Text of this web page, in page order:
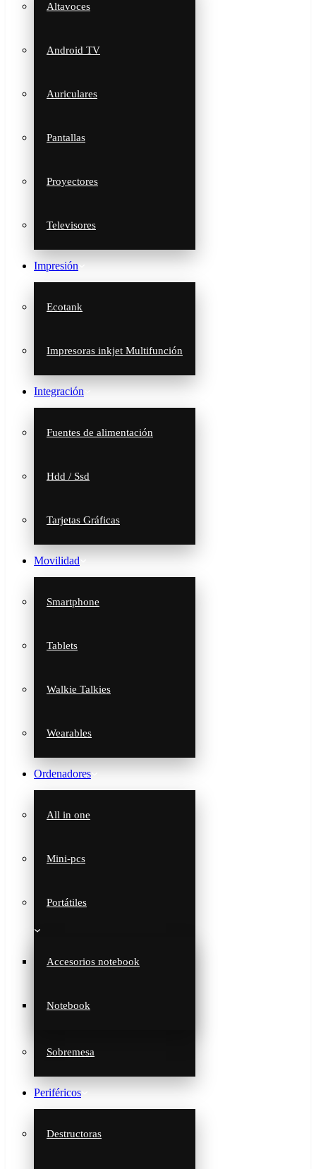
Altavoces
Android TV
Auriculares
Pantallas
Proyectores
Televisores
Impresión
Ecotank
Impresoras inkjet Multifunción
Integración
Fuentes de alimentación
Hdd / Ssd
Tarjetas Gráficas
Movilidad
Smartphone
Tablets
Walkie Talkies
Wearables
Ordenadores
All in one
Mini-pcs
Portátiles
Accesorios notebook
Notebook
Sobremesa
Periféricos
Destructoras